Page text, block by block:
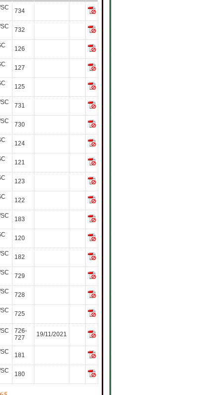
734
732
126
127
125
731
730
124
121
123
122
183
120
182
729
728
725
726-
727
19/11/2021
181
180